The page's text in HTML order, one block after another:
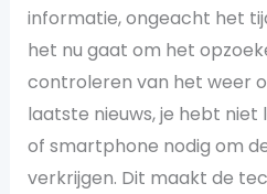
informatie, ongeacht het
het nu gaat om het
controleren van het weer
laatste nieuws, je hebt
of smartphone nodig om
verkrijgen. Dit maakt de